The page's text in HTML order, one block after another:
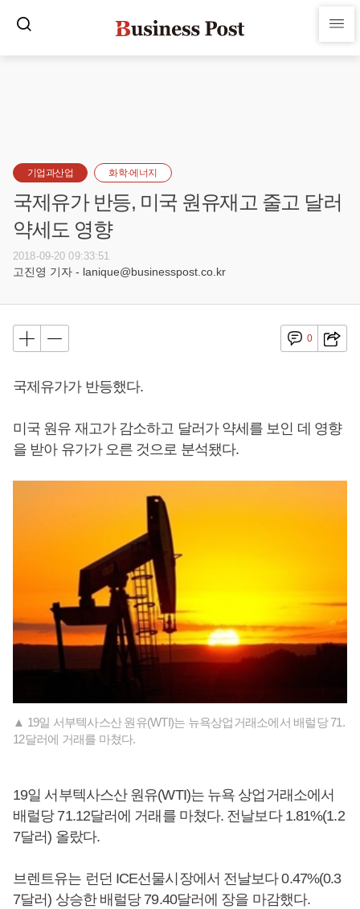
기업과산업 화학·에너지
국제유가 반등, 미국 원유재고 줄고 달러
약세도 영향
2018-09-20 09:33:51
고진영 기자 - lanique@businesspost.co.kr
0
국제유가가 반등했다.
미국 원유 재고가 감소하고 달러가 약세를 보인 데 영향
을 받아 유가가 오른 것으로 분석됐다.
▲ 19일 서부텍사스산 원유(WTI)는 뉴욕상업거래소에서 배럴당 71.
12달러에 거래를 마쳤다.
19일 서부텍사스산 원유(WTI)는 뉴욕 상업거래소에서
배럴당 71.12달러에 거래를 마쳤다. 전날보다 1.81%(1.2
7달러) 올랐다.
브렌트유는 런던 ICE선물시장에서 전날보다 0.47%(0.3
7달러) 상승한 배럴당 79.40달러에 장을 마감했다.